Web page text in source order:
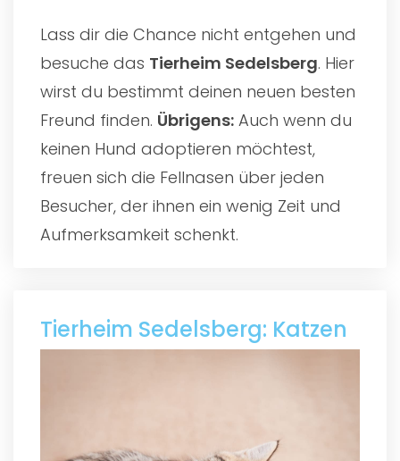
Lass dir die Chance nicht entgehen und
besuche das Tierheim Sedelsberg. Hier
wirst du bestimmt deinen neuen besten
Freund finden. Übrigens: Auch wenn du
keinen Hund adoptieren möchtest,
freuen sich die Fellnasen über jeden
Besucher, der ihnen ein wenig Zeit und
Aufmerksamkeit schenkt.
Tierheim Sedelsberg: Katzen